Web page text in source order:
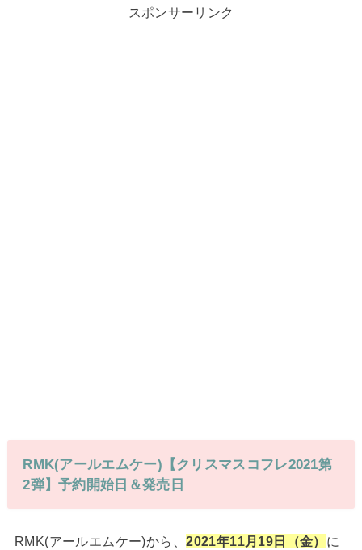
スポンサーリンク
RMK(アールエムケー)【クリスマスコフレ2021第
2弾】予約開始日＆発売日
RMK(アールエムケー)から、2021年11月19日（金） に